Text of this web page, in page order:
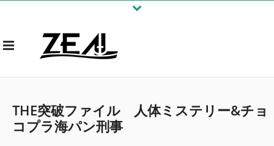
THE突破ファイル 人体ミステリー&チョ
コプラ海パン刑事